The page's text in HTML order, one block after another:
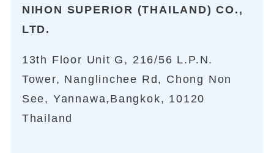
NIHON SUPERIOR (THAILAND) CO.,
LTD.
13th Floor Unit G, 216/56 L.P.N.
Tower, Nanglinchee Rd, Chong Non
See, Yannawa,Bangkok, 10120
Thailand